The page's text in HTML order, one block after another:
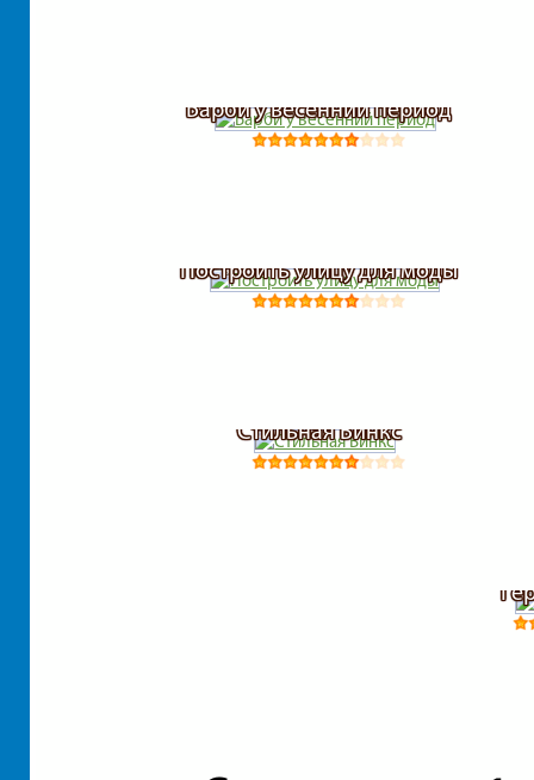
Барби у весенний период
Построить улицу для моды
Стильная Винкс